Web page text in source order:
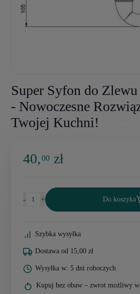
Super Syfon do
- Nowoczesne
Twojej Kuchni!
40,00 zł
- + Do koszyka
Szybka wysyłka
Dostawa od 15,00 zł
Wysyłka w: 5 dni roboczych
Kupuj bez obaw – zwrot możliwy